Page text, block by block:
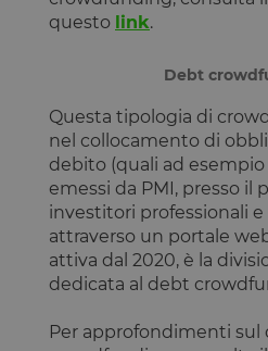
questo link.
Debt
Questa tipologia di
nel collocamento di
debito (quali ad
emessi da PMI, presso il
investitori professionali
attraverso un portale
attiva dal 2020, è la
dedicata al debt
Per approfondimenti sul